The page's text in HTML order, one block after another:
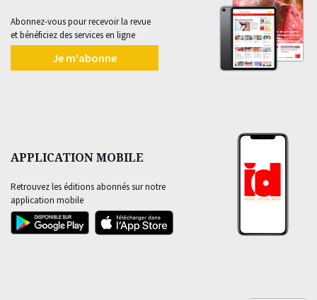
Abonnez-vous pour recevoir la revue
et bénéficiez des services en ligne
Je m'abonne
APPLICATION MOBILE
Retrouvez les éditions abonnés sur notre
application mobile